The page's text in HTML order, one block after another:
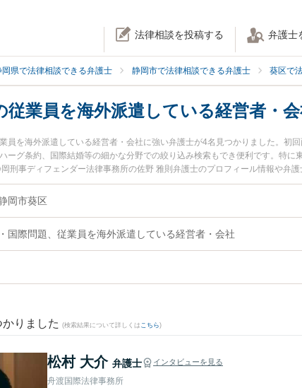
法律相談を投稿する 弁護士
岡県で法律相談できる弁護士 静岡市で法律相談できる弁護士 葵区で
従業員を海外派遣している経営者・
員を海外派遣している経営者・会社に強い弁護士が4名見つかりました。初
ーグ条約、国際結婚等の細かな分野での絞り込み検索もでき便利です。特
刑事ディフェンダー法律事務所の佐野 雅則弁護士のプロフィール情報や弁
いる経営者・会社のトラブルを今すぐに弁護士に相談したい』『従業員を
で従業員を海外派遣している経営者・会社を法律相談できる静岡市葵区内
岡市葵区
国際問題、従業員を海外派遣している経営者・会社
りました (検索結果について詳しくは こちら)
松村 大介 弁護士 インタビューを見る
舟渡国際法律事務所